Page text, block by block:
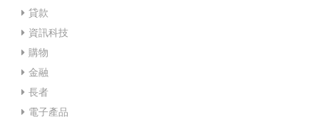
貸款
資訊科技
購物
金融
長者
電子產品